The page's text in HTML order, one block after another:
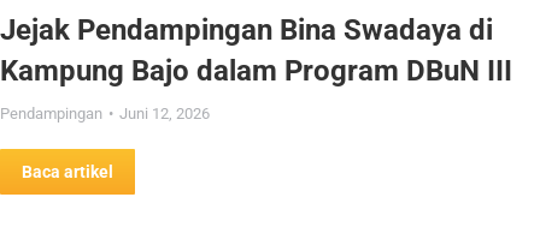
Jejak Pendampingan Bina Swadaya di
Kampung Bajo dalam Program DBuN III
Pendampingan Juni 12, 2026
Baca artikel